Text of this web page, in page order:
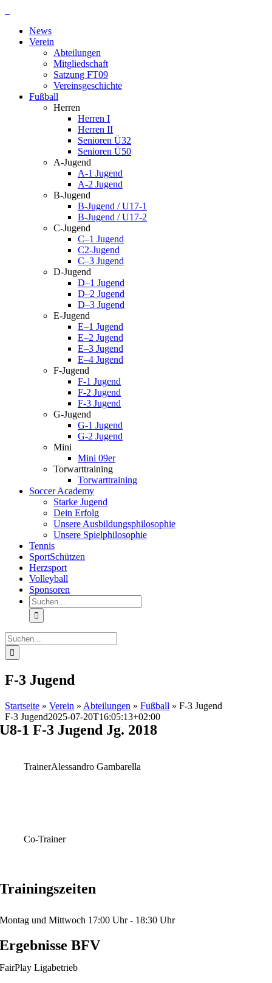
springenNews
Verein
Abteilungen
Mitgliedschaft
Satzung FT09
Vereinsgeschichte
Fußball
Herren
Herren I
Herren II
Senioren Ü32
Senioren Ü50
A-Jugend
A-1 Jugend
A-2 Jugend
B-Jugend
B-Jugend / U17-1
B-Jugend / U17-2
C-Jugend
C–1 Jugend
C2-Jugend
C–3 Jugend
D-Jugend
D–1 Jugend
D–2 Jugend
D–3 Jugend
E-Jugend
E–1 Jugend
E–2 Jugend
E–3 Jugend
E–4 Jugend
F-Jugend
F-1 Jugend
F-2 Jugend
F-3 Jugend
G-Jugend
G-1 Jugend
G-2 Jugend
Mini
Mini 09er
Torwarttraining
Torwarttraining
Soccer Academy
Starke Jugend
Dein Erfolg
Unsere Ausbildungsphilosophie
Unsere Spielphilosophie
Tennis
SportSchützen
Herzsport
Volleyball
Sponsoren
Suche
nach:
Suche
nach:
F-3 Jugend
Startseite » Verein » Abteilungen » Fußball » F-3 Jugend
F-3 Jugend2025-07-20T16:05:13+02:00
U8-1 F-3 Jugend Jg. 2018
TrainerAlessandro Gambarella
Co-Trainer
Trainingszeiten
Montag und Mittwoch 17:00 Uhr - 18:30 Uhr
Ergebnisse BFV
FairPlay Ligabetrieb